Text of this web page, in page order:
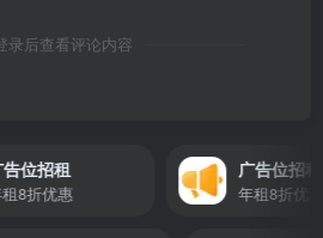
录后查看评论内容
位招租
折优惠
广告位招租
年租8折优惠